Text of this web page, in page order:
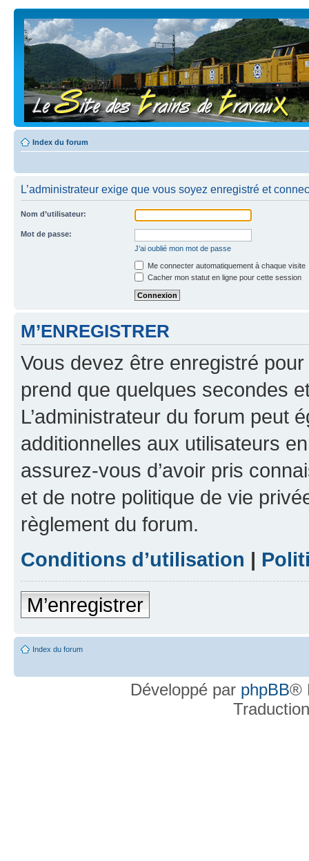
Index du forum
L’administrateur exige que vous soyez enregistré et
Nom d’utilisateur:
Mot de passe:
J’ai oublié mon mot de passe
Me connecter automatiquement à chaque visite
Cacher mon statut en ligne pour cette session
M’ENREGISTRER
Vous devez être enregistré
prend que quelques secondes
L’administrateur du forum peut
additionnelles aux utilisateurs
assurez-vous d’avoir pris
et de notre politique de vie
règlement du forum.
Conditions d’utilisation |
M’enregistrer
Index du forum
Développé par phpBB®